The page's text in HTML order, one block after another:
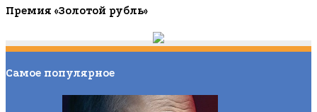
Премия «Золотой рубль»
Самое популярное